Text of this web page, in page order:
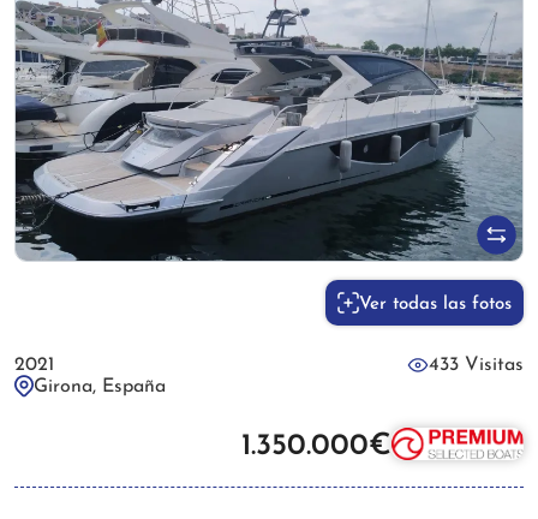
Ver todas las fotos
2021
433 Visitas
Girona, España
1.350.000€